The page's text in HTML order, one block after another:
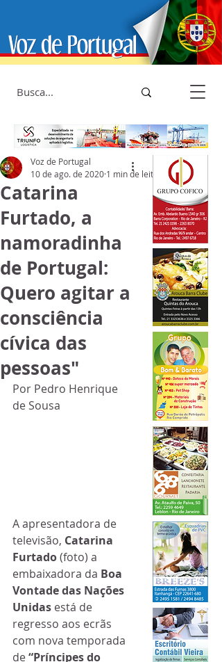
Catarina
Furtado, a
namoradinha
de Portugal:
Quero agitar a
consciência
cívica das
pessoas"
Voz de Portugal
10 de ago. de 2020 1 min de leitura
Por Pedro Henrique
de Sousa
A apresentadora de
televisão, Catarina
Furtado (foto) a
embaixadora da Boa
Vontade das Nações
Unidas está de
regresso aos ecrãs
com nova temporada
de “Príncipes do